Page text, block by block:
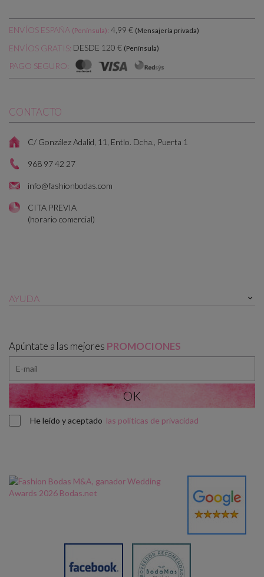
ENVÍOS ESPAÑA (Península): 4,99 € (Mensajería privada)
ENVÍOS GRATIS: DESDE 120 € (Península)
PAGO SEGURO:
CONTACTO
C/ González Adalid, 11, Entlo. Dcha., Puerta 1
968 97 42 27
info@fashionbodas.com
CITA PREVIA
(horario comercial)
AYUDA 
Apúntate a las mejores PROMOCIONES
He leído y aceptado las políticas de privacidad